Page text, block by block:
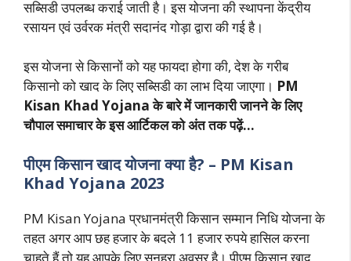
सब्सिडी उपलब्ध कराई जाती है। इस योजना की स्थापना केंद्रीय
रसायन एवं उर्वरक मंत्री सदानंद गोड़ा द्वारा की गई है।
इस योजना से किसानों को यह फायदा होगा की, देश के गरीब
किसानो को खाद के लिए सब्सिडी का लाभ दिया जाएगा। PM
Kisan Khad Yojana के बारे में जानकारी जानने के लिए
चौपाल समाचार के इस आर्टिकल को अंत तक पढ़ें…
पीएम किसान खाद योजना क्या है? – PM Kisan
Khad Yojana 2023
PM Kisan Yojana प्रधानमंत्री किसान सम्मान निधि योजना के
तहत अगर आप छह हजार के बदले 11 हजार रुपये हासिल करना
चाहते हैं तो यह आपके लिए सुनहरा अवसर है। पीएम किसान खाद